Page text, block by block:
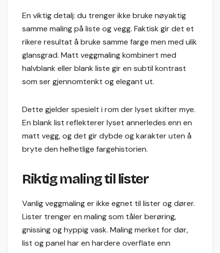
En viktig detalj: du trenger ikke bruke nøyaktig
samme maling på liste og vegg. Faktisk gir det et
rikere resultat å bruke samme farge men med ulik
glansgrad. Matt veggmaling kombinert med
halvblank eller blank liste gir en subtil kontrast
som ser gjennomtenkt og elegant ut.
Dette gjelder spesielt i rom der lyset skifter mye.
En blank list reflekterer lyset annerledes enn en
matt vegg, og det gir dybde og karakter uten å
bryte den helhetlige fargehistorien.
Riktig maling til lister
Vanlig veggmaling er ikke egnet til lister og dører.
Lister trenger en maling som tåler berøring,
gnissing og hyppig vask. Maling merket for dør,
list og panel har en hardere overflate enn